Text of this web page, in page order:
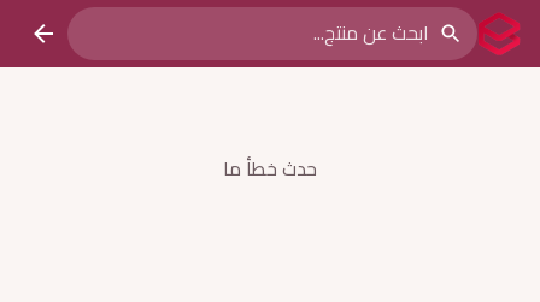
حدث خطأ ما